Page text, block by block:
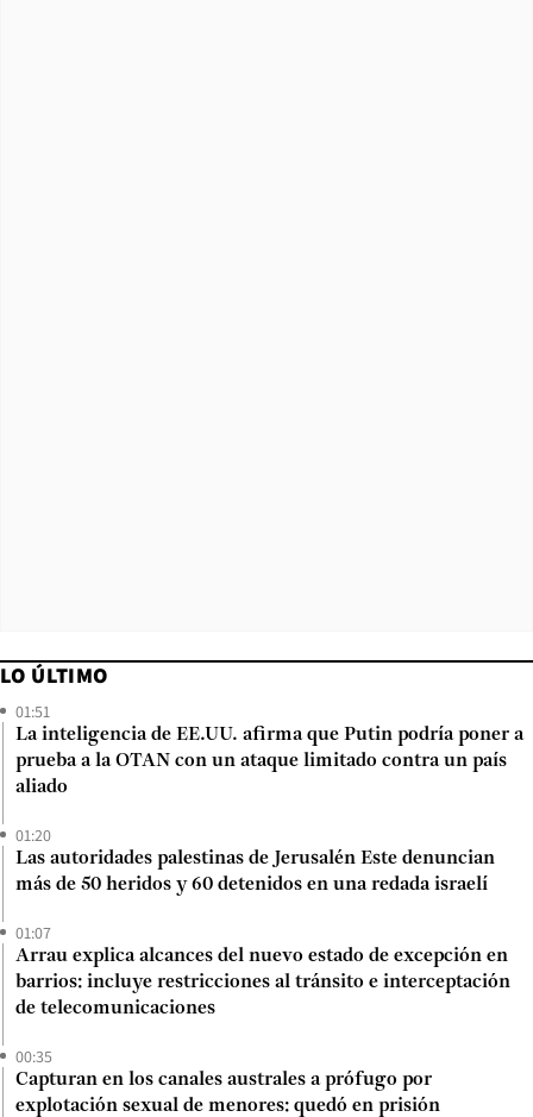
LO ÚLTIMO
01:51
La inteligencia de EE.UU. afirma que Putin podría poner a
prueba a la OTAN con un ataque limitado contra un país
aliado
01:20
Las autoridades palestinas de Jerusalén Este denuncian
más de 50 heridos y 60 detenidos en una redada israelí
01:07
Arrau explica alcances del nuevo estado de excepción en
barrios: incluye restricciones al tránsito e interceptación
de telecomunicaciones
00:35
Capturan en los canales australes a prófugo por
explotación sexual de menores: quedó en prisión